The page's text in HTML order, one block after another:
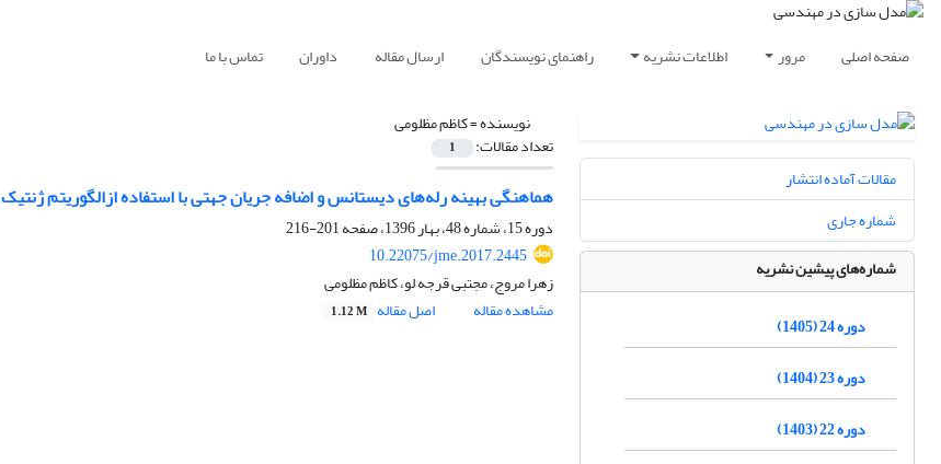
صفحه اصلی مرور اطلاعات نشریه راهنمای نویسندگان ارسال مقاله داوران تماس با ما
نویسنده =کاظم مظلومی
تعداد مقالات: 1
هماهنگی بهینه رله‌های دیستانس و اضافه جریان جهتی با استفاده ازالگوریتم ژنتیک
دوره 15، شماره 48، بهار 1396، صفحه
201-216
10.22075/jme.2017.2445
زهرا مروج، مجتبی قرجه لو، کاظم مظلومی
مشاهده مقاله
اصل مقاله 1.12 M
مقالات آماده انتشار
شماره جاری
شماره‌های پیشین نشریه
دوره 24 (1405)
دوره 23 (1404)
دوره 22 (1403)